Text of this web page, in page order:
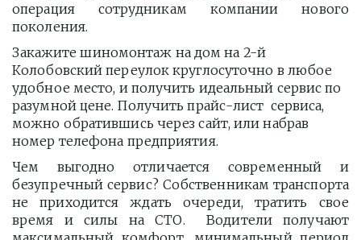
операция сотрудникам компании нового
поколения.
Закажите шиномонтаж на дом на 2-й
Колобовский переулок круглосуточно в любое
удобное место, и получить идеальный сервис по
разумной цене. Получить прайс-лист  сервиса,
можно обратившись через сайт, или набрав
номер телефона предприятия.
Чем выгодно отличается современный и
безупречный сервис? Собственникам транспорта
не приходится ждать очереди, тратить свое
время и силы на СТО. Водители получают